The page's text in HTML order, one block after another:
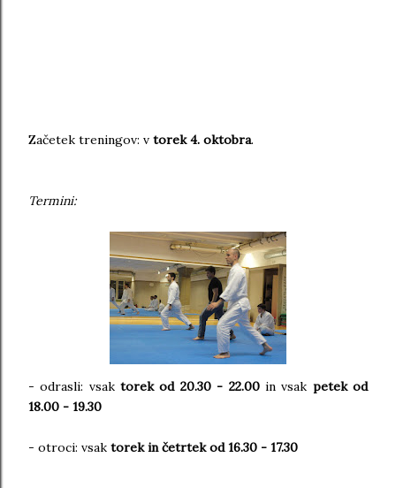
Začetek treningov: v torek 4. oktobra.
Termini:
- odrasli: vsaktorek od 20.30 - 22.00in vsak petek od
18.00 - 19.30
- otroci: vsak torek in četrtek od 16.30 - 17.30